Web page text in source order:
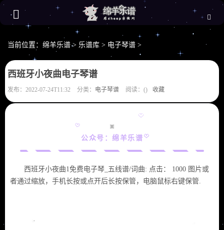
当前位置： 绵羊乐谱> 乐谱库 > 电子琴谱 >
西班牙小夜曲电子琴谱
发布：2022-07-24T11:32 分类： 电子琴谱 阅读：() 收藏
公众号：绵羊乐谱
西班牙小夜曲1免费电子琴_五线谱/词曲: 点击： 1000 图片或
者通过缩放，手机长按或点开后长按保管，电脑鼠标右键保管.